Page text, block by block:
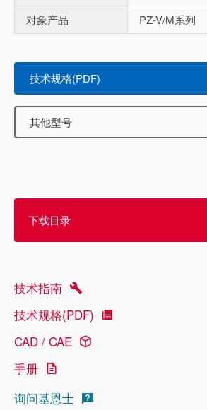
对象产品
PZ-V/M系列
技术规格(PDF)
其他型号
下载目录
技术指南
技术规格(PDF)
CAD / CAE
手册
询问基恩士